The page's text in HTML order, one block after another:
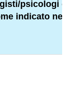
/psicologi o
indicato nelle